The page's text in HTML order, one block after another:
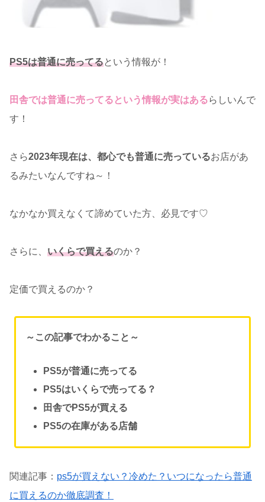
PS5は普通に売ってるという情報が！
田舎では普通に売ってるという情報が実はあるらしいんで
す！
さら2023年現在は、都心でも普通に売っているお店があ
るみたいなんですね～！
なかなか買えなくて諦めていた方、必見です♡
さらに、 いくらで買えるのか？
定価で買えるのか？
～この記事でわかること～
PS5が普通に売ってる
PS5はいくらで売ってる？
田舎でPS5が買える
PS5の在庫がある店舗
関連記事： ps5が買えない？冷めた？いつになったら普通
に買えるのか徹底調査！